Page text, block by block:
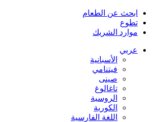
ابحث عن الطعام
تطوع
موارد الشريك
عربي
الأسبانية
فيتنامي
صينى
تاغالوغ
الروسية
الكورية
اللغة الفارسية